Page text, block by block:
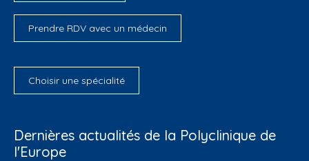
Prendre RDV avec un médecin
Choisir une spécialité
Dernières actualités de la Polyclinique de
l'Europe